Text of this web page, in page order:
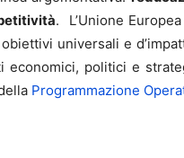
. L’Unione
universali e
politici e
Programmazione